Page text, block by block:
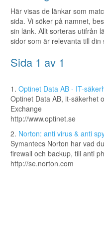
Här visas de länkar som
sida. Vi söker på namnet,
sin länk. Allt sorteras utifrån
sidor som är relevanta till
Sida 1 av 1
1. Optinet Data AB - IT-
Optinet Data AB, it-säkerhet
Exchange
http://www.optinet.se
2. Norton: anti virus & anti
Symantecs Norton har vad
firewall och backup, till anti
http://se.norton.com